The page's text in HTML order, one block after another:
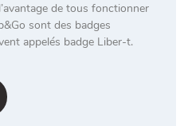
de tous fonctionner
sont des badges
appelés badge Liber-t.